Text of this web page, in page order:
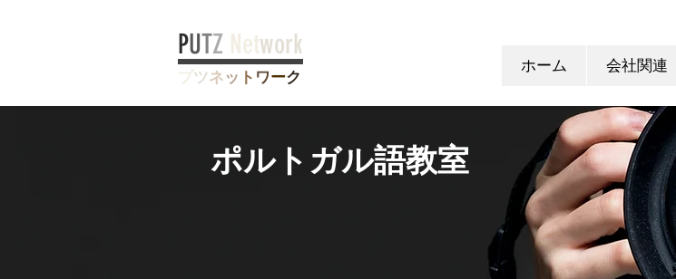
ホーム 会社関連
PUTZ Network
プツネ ッ ト ワーク
ポルトガル語教室